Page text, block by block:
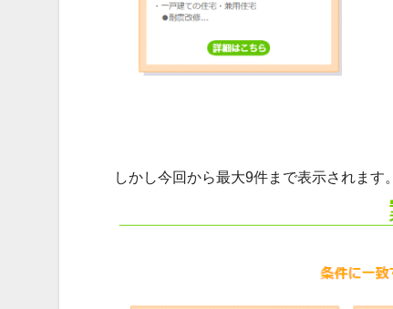
しかし今回から最大9件まで表示されます。